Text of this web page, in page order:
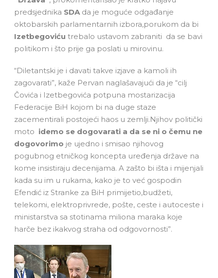
predsjednika SDAda je moguće odgađanje
oktobarskih parlamentarnih izbora,porukom da bi
Izetbegoviću trebalo ustavom zabraniti da se bavi
politikom i što prije ga poslati u mirovinu.
“Diletantski je i davati takve izjave a kamoli ih
zagovarati”, kaže Pervan naglašavajući da je “cilj
Čovića i Izetbegovića potpuna mostarizacija
Federacije BiH kojom bi na duge staze
zacementirali postojeći haos u zemlji.Njihov politički
moto idemo se dogovarati a da se ni o čemu ne
dogovorimo je ujedno i smisao njihovog
pogubnog etničkog koncepta uređenja države na
kome insistiraju decenijama. A zašto bi išta i mijenjali
kada su im u rukama, kako je to već gospodin
Efendić iz Stranke za BiH primijetio,budžeti,
telekomi, elektroprivrede, pošte, ceste i autoceste i
ministarstva sa stotinama miliona maraka koje
harče bez ikakvog straha od odgovornosti”.